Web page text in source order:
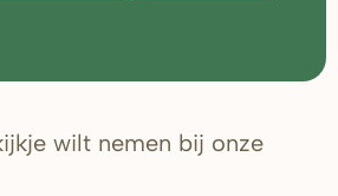
wilt nemen bij onze